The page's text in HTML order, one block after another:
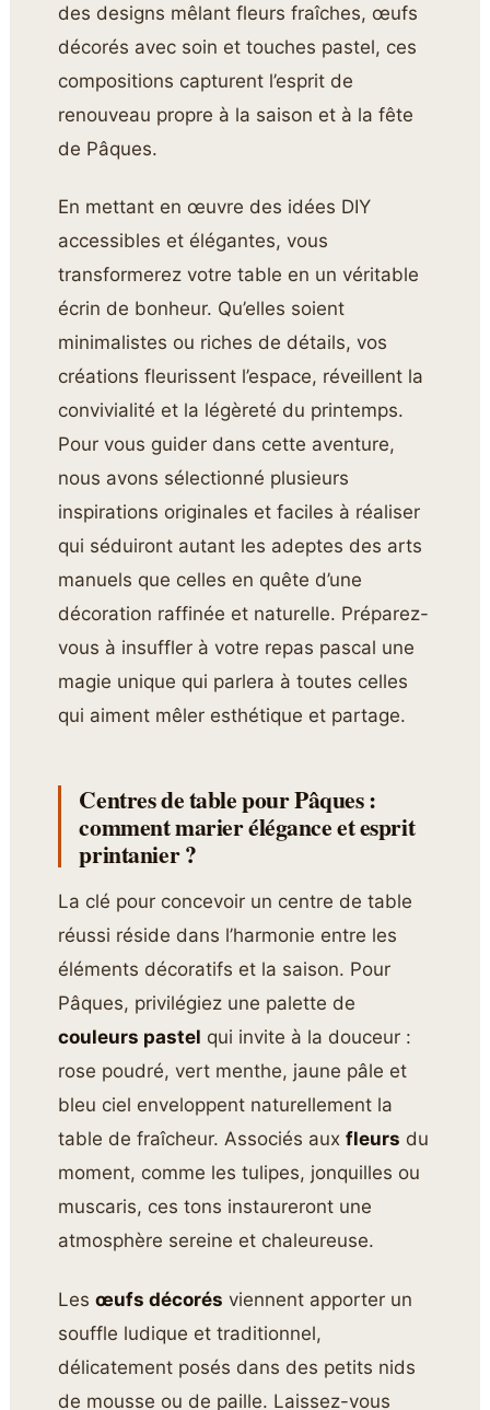
des designs mêlant fleurs fraîches, œufs
décorés avec soin et touches pastel, ces
compositions capturent l’esprit de
renouveau propre à la saison et à la fête
de Pâques.
En mettant en œuvre des idées DIY
accessibles et élégantes, vous
transformerez votre table en un véritable
écrin de bonheur. Qu’elles soient
minimalistes ou riches de détails, vos
créations fleurissent l’espace, réveillent la
convivialité et la légèreté du printemps.
Pour vous guider dans cette aventure,
nous avons sélectionné plusieurs
inspirations originales et faciles à réaliser
qui séduiront autant les adeptes des arts
manuels que celles en quête d’une
décoration raffinée et naturelle. Préparez-
vous à insuffler à votre repas pascal une
magie unique qui parlera à toutes celles
qui aiment mêler esthétique et partage.
Centres de table pour Pâques :
comment marier élégance et esprit
printanier ?
La clé pour concevoir un centre de table
réussi réside dans l’harmonie entre les
éléments décoratifs et la saison. Pour
Pâques, privilégiez une palette de
couleurs pastel qui invite à la douceur :
rose poudré, vert menthe, jaune pâle et
bleu ciel enveloppent naturellement la
table de fraîcheur. Associés auxfleurs du
moment, comme les tulipes, jonquilles ou
muscaris, ces tons instaureront une
atmosphère sereine et chaleureuse.
Lesœufs décorés viennent apporter un
souffle ludique et traditionnel,
délicatement posés dans des petits nids
de mousse ou de paille. Laissez-vous